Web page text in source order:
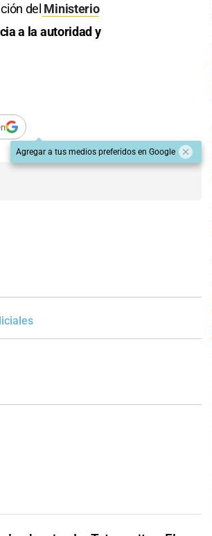
del Ministerio
a la autoridad y
Agregar a tus medios preferidos en Google